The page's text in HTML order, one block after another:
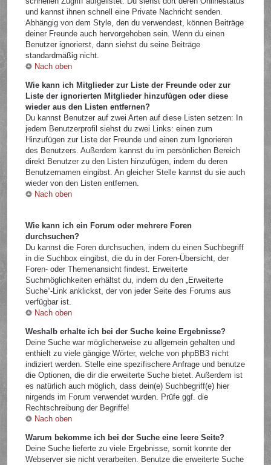
und kannst ihnen schnell eine Private Nachricht senden.
Abhängig von dem Style, den du verwendest, können Beiträge
deiner Freunde auch hervorgehoben sein. Wenn du einen
Benutzer ignorierst, dann siehst du seine Beiträge
standardmäßig nicht.
Nach oben
Wie kann ich Mitglieder zur Liste der Freunde oder zur
Liste der ignorierten Mitglieder hinzufügen oder diese
wieder aus den Listen entfernen?
Du kannst Benutzer auf zwei Arten auf diese Listen setzen: In
jedem Benutzerprofil siehst du zwei Links: einen zum
Hinzufügen zur Liste der Freunde und einen zum Ignorieren
des Benutzers. Außerdem kannst du im persönlichen Bereich
direkt Benutzer zu den Listen hinzufügen, indem du deren
Benutzernamen eingibst. An gleicher Stelle kannst du sie auch
wieder von den Listen entfernen.
Nach oben
Wie kann ich ein Forum oder mehrere Foren
durchsuchen?
Du kannst die Foren durchsuchen, indem du einen Suchbegriff
in die Suchbox eingibst, die du in der Foren-Übersicht, der
Foren- oder Themenansicht findest. Erweiterte
Suchmöglichkeiten erhältst du, indem du den „Erweiterte
Suche“-Link anklickst, der von jeder Seite des Forums aus
verfügbar ist.
Nach oben
Weshalb erhalte ich bei der Suche keine Ergebnisse?
Deine Suche war möglicherweise zu allgemein gehalten und
enthielt zu viele gängige Wörter, welche von phpBB3 nicht
indiziert werden. Stelle eine spezifischere Anfrage und benutze
die Optionen, die dir die erweiterte Suche bietet. Außerdem ist
es natürlich auch möglich, dass dein(e) Suchbegriff(e) hier
nirgends im Forum verwendet wurden. Prüfe ggf. die
Rechtschreibung der Begriffe!
Nach oben
Warum bekomme ich bei der Suche eine leere Seite?
Deine Suche lieferte zu viele Ergebnisse, somit konnte der
Webserver sie nicht verarbeiten. Benutze die erweiterte Suche